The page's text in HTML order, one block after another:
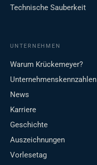
Technische Sauberkeit
UNTERNEHMEN
Warum Krückemeyer?
Unternehmenskennzahlen
News
Karriere
Geschichte
Auszeichnungen
Vorlesetag